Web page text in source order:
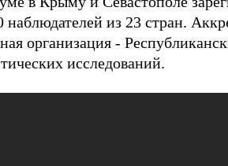
наблюдателей из 23 стран.
организация -
исследований.